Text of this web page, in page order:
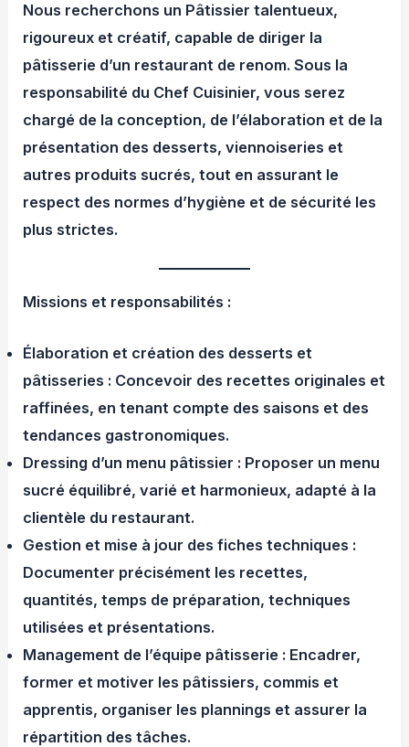
Nous recherchons un Pâtissier talentueux,
rigoureux et créatif, capable de diriger la
pâtisserie d’un restaurant de renom. Sous la
responsabilité du Chef Cuisinier, vous serez
chargé de la conception, de l’élaboration et de la
présentation des desserts, viennoiseries et
autres produits sucrés, tout en assurant le
respect des normes d’hygiène et de sécurité les
plus strictes.
Missions et responsabilités :
Élaboration et création des desserts et
pâtisseries : Concevoir des recettes originales et
raffinées, en tenant compte des saisons et des
tendances gastronomiques.
Dressing d’un menu pâtissier : Proposer un menu
sucré équilibré, varié et harmonieux, adapté à la
clientèle du restaurant.
Gestion et mise à jour des fiches techniques :
Documenter précisément les recettes,
quantités, temps de préparation, techniques
utilisées et présentations.
Management de l’équipe pâtisserie : Encadrer,
former et motiver les pâtissiers, commis et
apprentis, organiser les plannings et assurer la
répartition des tâches.